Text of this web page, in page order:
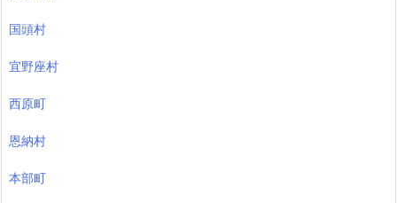
国頭村
宜野座村
西原町
恩納村
本部町